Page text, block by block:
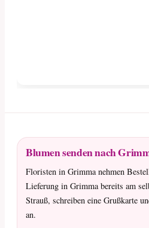
Blumen senden nach
Floristen in Grimma nehmen
Lieferung in Grimma bereits am
Strauß, schreiben eine Grußkarte
an.